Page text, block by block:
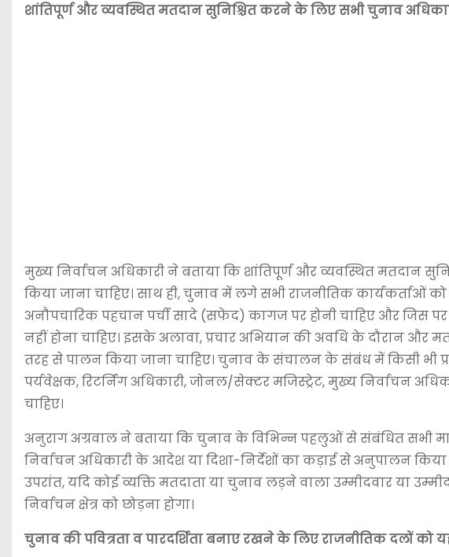
शांतिपूर्ण और व्यवस्थित मतदान सुनिश्चित करने के लिए सभी चुनाव
मुख्य निर्वाचन अधिकारी ने बताया कि शांतिपूर्ण और व्यवस्थित मतदान
किया जाना चाहिए। साथ ही, चुनाव में लगे सभी राजनीतिक कार्यकर्ताओं
अनौपचारिक पहचान पर्ची सादे (सफेद) कागज पर होनी चाहिए और जिस
नहीं होना चाहिए। इसके अलावा, प्रचार अभियान की अवधि के दौरान और
तरह से पालन किया जाना चाहिए। चुनाव के संचालन के संबंध में किसी भी
पर्यवेक्षक, रिटर्निंग अधिकारी, जोनल/सेक्टर मजिस्ट्रेट, मुख्य निर्वाचन
चाहिए।
अनुराग अग्रवाल ने बताया कि चुनाव के विभिन्न पहलुओं से संबंधित सभी
निर्वाचन अधिकारी के आदेश या दिशा-निर्देशों का कड़ाई से अनुपालन
उपरांत, यदि कोई व्यक्ति मतदाता या चुनाव लड़ने वाला उम्मीदवार या
निर्वाचन क्षेत्र को छोड़ना होगा।
चुनाव की पवित्रता व पारदर्शिता बनाए रखने के लिए राजनीतिक दलों